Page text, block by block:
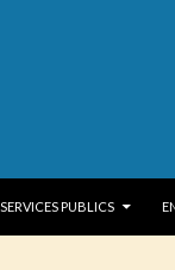
SERVICES PUBLICS